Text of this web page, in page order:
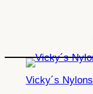
Vicky´s Nylons